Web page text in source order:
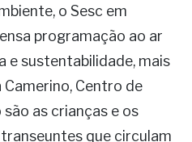
o Sesc em
programação ao ar
e sustentabilidade, mais
Centro de
as crianças e os
que circulam